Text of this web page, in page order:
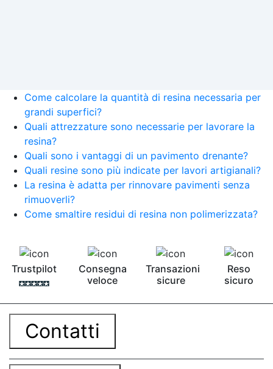
Come calcolare la quantità di resina necessaria per
grandi superfici?
Quali attrezzature sono necessarie per lavorare la
resina?
Quali sono i vantaggi di un pavimento drenante?
Quali resine sono più indicate per lavori artigianali?
La resina è adatta per rinnovare pavimenti senza
rimuoverli?
Come smaltire residui di resina non polimerizzata?
Trustpilot
Consegna
veloce
Transazioni
sicure
Reso
sicuro
Contatti